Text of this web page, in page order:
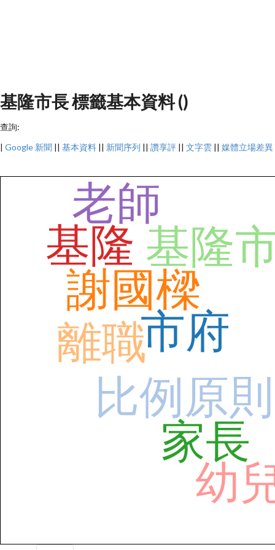
基隆市長 標籤基本資料 ()
查詢:
| Google 新聞 || 基本資料 || 新聞序列 || 讚享評 || 文字雲 || 媒體立場差異
市府
比例原則
謝國樑
離職
家長
基隆
基隆
幼
老師